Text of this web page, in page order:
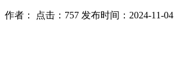
作者： 点击：757 发布时间：2024-11-04